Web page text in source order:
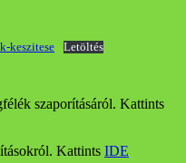
keszitese
Letöltés
szaporításáról. Kattints
Kattints IDE